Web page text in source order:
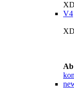
V4
Ab